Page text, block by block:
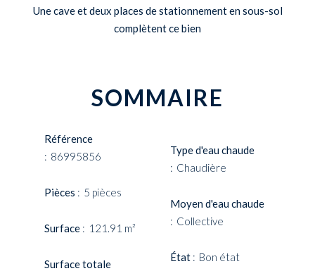
Une cave et deux places de stationnement en sous-sol
complètent ce bien
SOMMAIRE
Référence
86995856
Pièces 5 pièces
Surface 121.91 m²
Surface totale
Type d'eau chaude
Chaudière
Moyen d'eau chaude
Collective
État Bon état